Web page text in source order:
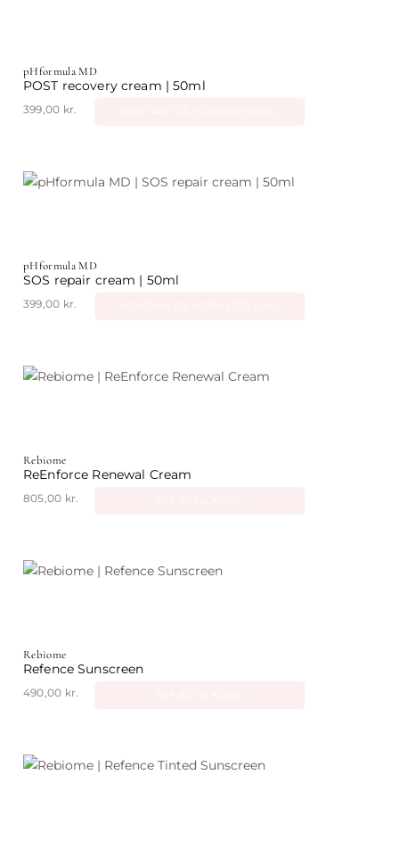
pHformula MD
POST recovery cream | 50ml
399,00 kr.
pHformula MD
SOS repair cream | 50ml
399,00 kr.
Rebiome
ReEnforce Renewal Cream
805,00 kr.
Rebiome
Refence Sunscreen
490,00 kr.